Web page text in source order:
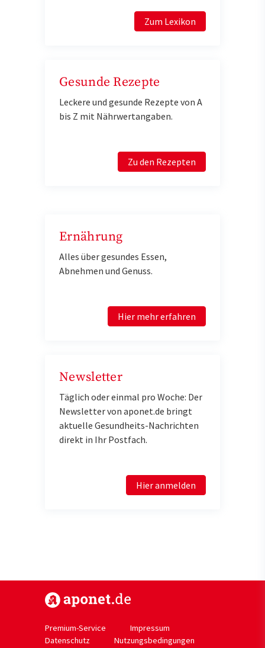
Zum Lexikon
Gesunde Rezepte
Leckere und gesunde Rezepte von A
bis Z mit Nährwertangaben.
Zu den Rezepten
Ernährung
Alles über gesundes Essen,
Abnehmen und Genuss.
Hier mehr erfahren
Newsletter
Täglich oder einmal pro Woche: Der
Newsletter von aponet.de bringt
aktuelle Gesundheits-Nachrichten
direkt in Ihr Postfach.
Hier anmelden
Premium-Service
Impressum
Datenschutz
Nutzungsbedingungen